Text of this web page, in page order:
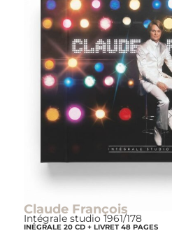
Claude François
Intégrale studio 1961/178
INÉGRALE 20 CD + LIVRET 48 PAGES